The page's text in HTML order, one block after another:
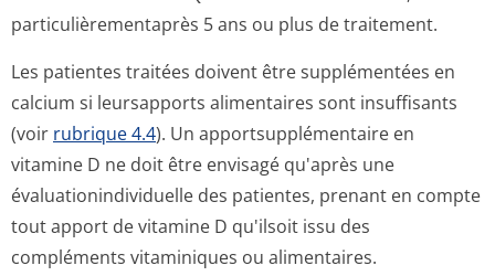
particulièremen­taprès 5 ans ou plus de traitement.
Les patientes traitées doivent être supplémentées en
calcium si leursapports alimentaires sont insuffisants
(voir rubrique 4.4). Un apportsupplémen­taire en
vitamine D ne doit être envisagé qu'après une
évaluationindi­viduelle des patientes, prenant en compte
tout apport de vitamine D qu'ilsoit issu des
compléments vitaminiques ou alimentaires.